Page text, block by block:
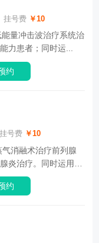
挂号费 ￥10
量冲击波治疗系统治
力患者；同时运...
约
挂号费 ￥10
消融术治疗前列腺
炎治疗。同时运用雷
约